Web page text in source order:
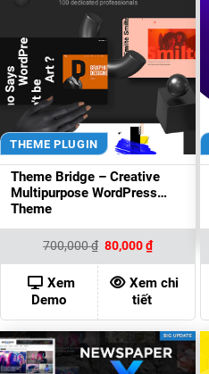
THEME PLUGIN
Theme Bridge – Creative
Multipurpose WordPress
Theme
700,000₫ Giá
gốc
là:
700,000 ₫.
80,000₫Giá
hiện
tại
là:
80,000 ₫.
Xem
Demo
Xem chi
tiết